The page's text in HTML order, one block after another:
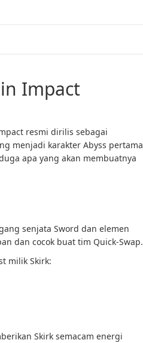
Impact
resmi dirilis sebagai
menjadi karakter Abyss pertama
apa yang akan membuatnya
senjata Sword dan elemen
dan cocok buat tim Quick-Swap.
milik Skirk:
Skirk semacam energi